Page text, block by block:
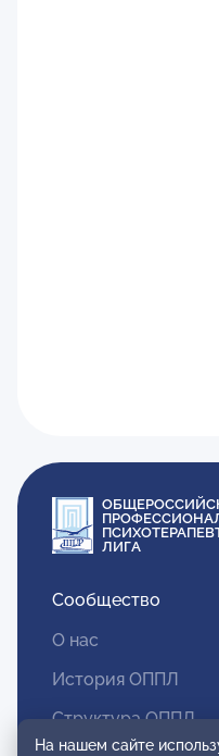
ЛИГА
Сообщество
О нас
История ОППЛ
Структура ОППЛ
На нашем сайте